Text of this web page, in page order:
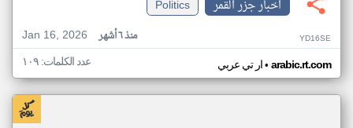
اخبار جزر القمر
Politics
Jan 16, 2026
منذ ٦ أشهر YD16SE
ار تي عربي• arabic.rt.com عدد الكلمات: ١٠٩